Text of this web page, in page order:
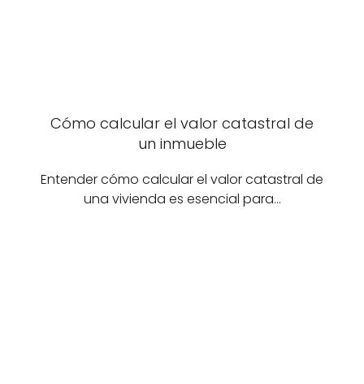
Cómo calcular el valor catastral de
un inmueble
Entender cómo calcular el valor catastral de
una vivienda es esencial para…